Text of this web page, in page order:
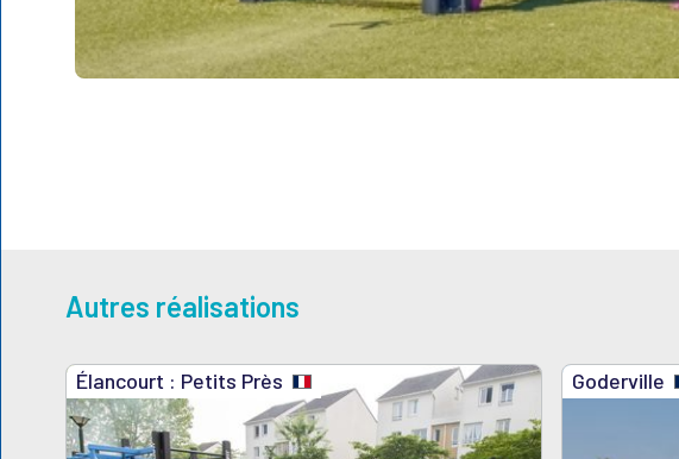
Autres réalisations
Élancourt : Petits Près Goderville